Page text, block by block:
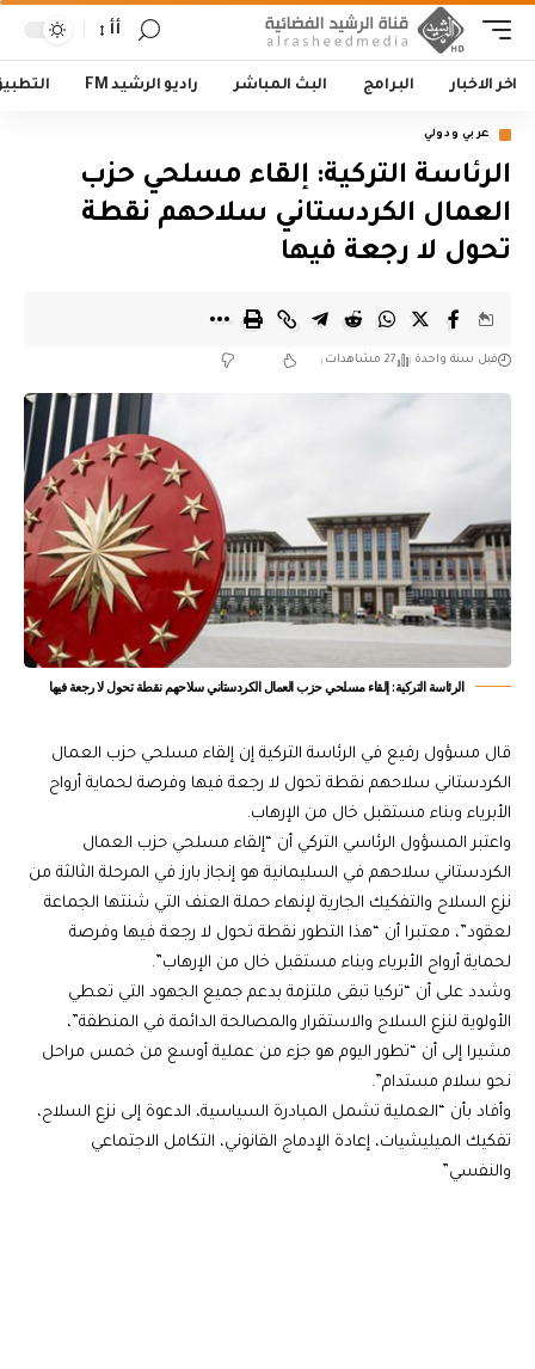
أأ
اخر الاخبار البرامج البث المباشر راديو الرشيد FM
عربي ودولي
الرئاسة التركية: إلقاء مسلحي حزب
العمال الكردستاني سلاحهم نقطة
تحول لا رجعة فيها
قبل سنة واحدة 27 مشاهدات
الرئاسة التركية: إلقاء مسلحي حزب العمال الكردستاني سلاحهم نقطة تحول لا رجعة فيها
قال مسؤول رفيع في الرئاسة التركية إن إلقاء مسلحي حزب العمال
الكردستاني سلاحهم نقطة تحول لا رجعة فيها وفرصة لحماية أرواح
الأبرياء وبناء مستقبل خال من الإرهاب.
واعتبر المسؤول الرئاسي التركي أن “إلقاء مسلحي حزب العمال
الكردستاني سلاحهم في السليمانية هو إنجاز بارز في المرحلة الثالثة من
نزع السلاح والتفكيك الجارية لإنهاء حملة العنف التي شنتها الجماعة
لعقود”، معتبرا أن “هذا التطور نقطة تحول لا رجعة فيها وفرصة
لحماية أرواح الأبرياء وبناء مستقبل خال من الإرهاب”.
وشدد على أن “تركيا تبقى ملتزمة بدعم جميع الجهود التي تعطي
الأولوية لنزع السلاح والاستقرار والمصالحة الدائمة في المنطقة”،
مشيرا إلى أن “تطور اليوم هو جزء من عملية أوسع من خمس مراحل
نحو سلام مستدام”.
وأفاد بأن “العملية تشمل المبادرة السياسية، الدعوة إلى نزع السلاح،
تفكيك الميليشيات، إعادة الإدماج القانوني، التكامل الاجتماعي
والنفسي”